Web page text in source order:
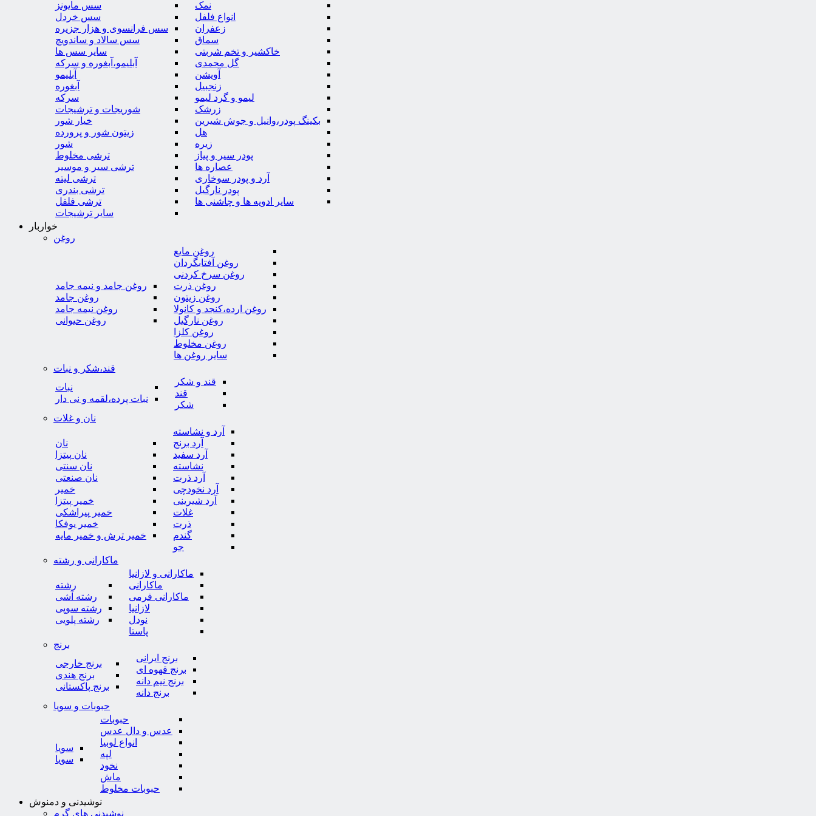
نمک
انواع فلفل
زعفران
سماق
خاکشیر و تخم شربتی
گل محمدی
آویشن
زنجبیل
لیمو و گرد لیمو
زرشک
بکینگ پودر،وانیل و جوش شیرین
هل
زیره
پودر سیر و پیاز
عصاره ها
آرد و پودر سوخاری
پودر نارگیل
سایر ادویه ها و چاشنی ها
سس مایونز
سس خردل
سس فرانسوی و هزار جزیره
سس سالاد و ساندویچ
سایر سس ها
آبلیمو،آبغوره و سرکه
آبلیمو
آبغوره
سرکه
شوریجات و ترشیجات
خیار شور
زیتون شور و پرورده
شور
ترشی مخلوط
ترشی سیر و موسیر
ترشی لیته
ترشی بندری
ترشی فلفل
سایر ترشیجات
خواربار
روغن
روغن مایع
روغن آفتابگردان
روغن سرخ کردنی
روغن ذرت
روغن زیتون
روغن ارده،کنجد و کانولا
روغن نارگیل
روغن کلزا
روغن مخلوط
سایر روغن ها
روغن جامد و نیمه جامد
روغن جامد
روغن نیمه جامد
روغن حیوانی
قند،شکر و نبات
قند و شکر
قند
شکر
نبات
نبات پرده،لقمه و نی دار
نان و غلات
آرد و نشاسته
آرد برنج
آرد سفید
نشاسته
آرد ذرت
آرد نخودچی
آرد شیرینی
غلات
ذرت
گندم
جو
نان
نان پیتزا
نان سنتی
نان صنعتی
خمیر
خمیر پیتزا
خمیر پیراشکی
خمیر یوفکا
خمیر ترش و خمیر مایه
ماکارانی و رشته
ماکارانی و لازانیا
ماکارانی
ماکارانی فرمی
لازانیا
نودل
پاستا
رشته
رشته آشی
رشته سوپی
رشته پلویی
برنج
برنج ایرانی
برنج قهوه ای
برنج نیم دانه
برنج دانه
برنج خارجی
برنج هندی
برنج پاکستانی
حبوبات و سویا
حبوبات
عدس و دال عدس
انواع لوبیا
لپه
نخود
ماش
حبوبات مخلوط
سویا
سویا
نوشیدنی و دمنوش
نوشیدنی های گرم